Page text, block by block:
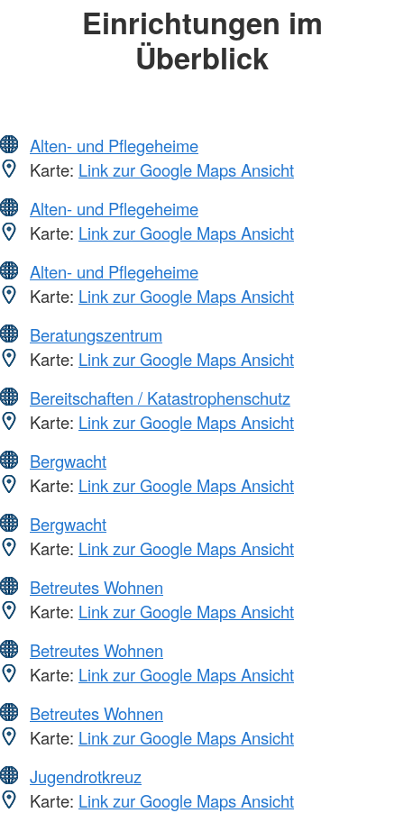
Einrichtungen im
Überblick
Alten- und Pflegeheime
Karte: Link zur Google Maps Ansicht
Alten- und Pflegeheime
Karte: Link zur Google Maps Ansicht
Alten- und Pflegeheime
Karte: Link zur Google Maps Ansicht
Beratungszentrum
Karte: Link zur Google Maps Ansicht
Bereitschaften / Katastrophenschutz
Karte: Link zur Google Maps Ansicht
Bergwacht
Karte: Link zur Google Maps Ansicht
Bergwacht
Karte: Link zur Google Maps Ansicht
Betreutes Wohnen
Karte: Link zur Google Maps Ansicht
Betreutes Wohnen
Karte: Link zur Google Maps Ansicht
Betreutes Wohnen
Karte: Link zur Google Maps Ansicht
Jugendrotkreuz
Karte: Link zur Google Maps Ansicht